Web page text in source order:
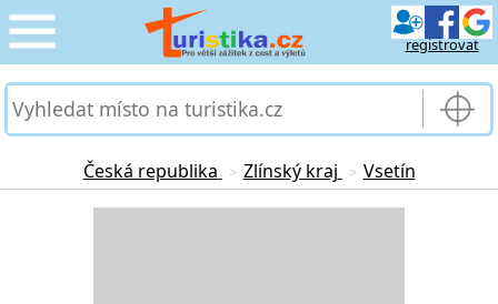
registrovat
CESTOVÁNÍ
SLUŽBY & DOPRAVA
PRO TURISTY
Česká republika > Zlínský kraj > Vsetín